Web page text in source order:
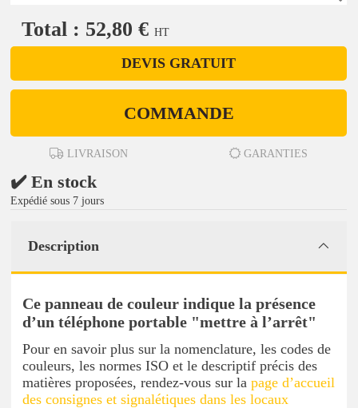
Total : 52,80 € HT
DEVIS GRATUIT
COMMANDE
LIVRAISON GARANTIES
✔️ En stock
Expédié sous 7 jours
Description
Ce panneau de couleur indique la présence
d’un téléphone portable "mettre à l’arrêt"
Pour en savoir plus sur la nomenclature, les codes de
couleurs, les normes ISO et le descriptif précis des
matières proposées, rendez-vous sur la page d’accueil
des consignes et signalétiques dans les locaux